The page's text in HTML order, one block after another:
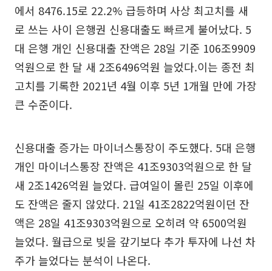
에서 8476.15로 22.2% 급등하며 사상 최고치를 새
로 쓰는 사이 은행권 신용대출도 빠르게 불어났다. 5
대 은행 개인 신용대출 잔액은 28일 기준 106조9909
억원으로 한 달 새 2조6496억원 늘었다.이는 종전 최
고치를 기록한 2021년 4월 이후 5년 1개월 만에 가장
큰 수준이다.
신용대출 증가는 마이너스통장이 주도했다. 5대 은행
개인 마이너스통장 잔액은 41조9303억원으로 한 달
새 2조1426억원 늘었다. 급여일이 몰린 25일 이후에
도 잔액은 줄지 않았다. 21일 41조2822억원이던 잔
액은 28일 41조9303억원으로 오히려 약 6500억원
늘었다. 월급으로 빚을 갚기보다 추가 투자에 나선 차
주가 늘었다는 분석이 나온다.